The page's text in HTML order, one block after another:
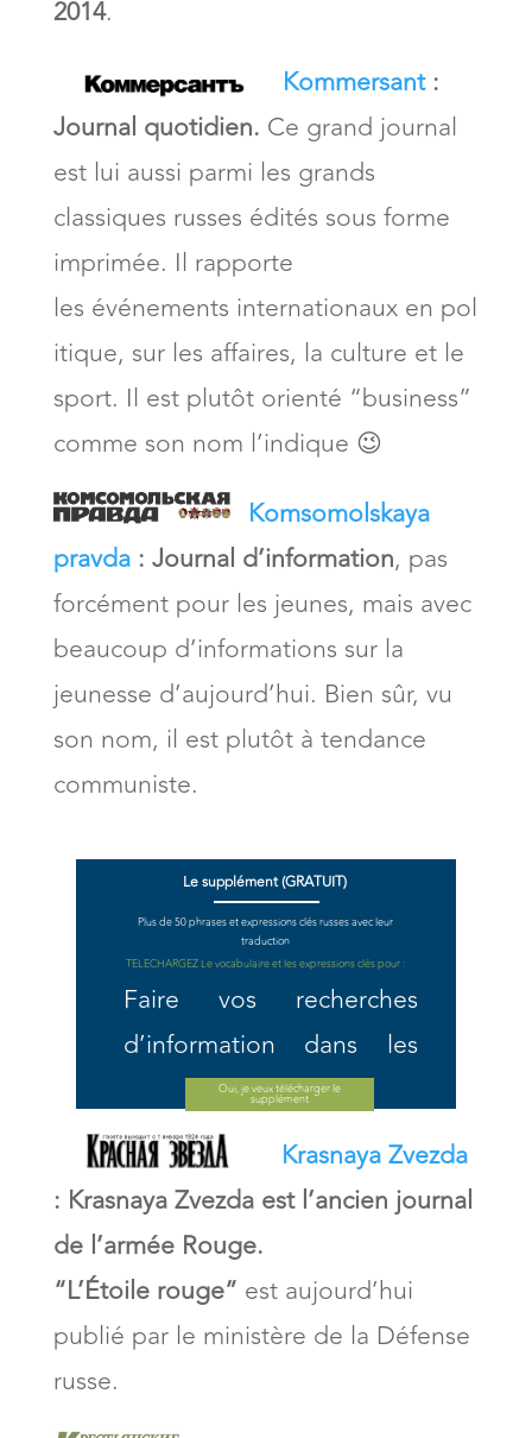
2014.
Kommersant:
Journal quotidien. Ce grand journal
est lui aussi parmi les grands
classiques russes édités sous forme
imprimée. Il rapporte
les événements internationaux en pol
itique, sur les affaires, la culture et le
sport. Il est plutôt orienté “business”
comme son nom l’indique 😉
Komsomolskaya
pravda: Journal d’information, pas
forcément pour les jeunes, mais avec
beaucoup d’informations sur la
jeunesse d’aujourd’hui. Bien sûr, vu
son nom, il est plutôt à tendance
communiste.
Le supplément (GRATUIT)
Plus de 50 phrases et expressions clés russes avec leur
traduction
TELECHARGEZ Le vocabulaire etles expressions clés pour :
Faire vos recherches
d’information dans les
journaux ou les revues en
ligne
Passer une annonce dans
un journal ou une revue
(immobilier,
babysitting...).
Oui, je veux télécharger le
supplément
Krasnaya Zvezda
: Krasnaya Zvezda est l’ancien journal
de l’armée Rouge.
“L’Étoile rouge” est aujourd’hui
publié par le ministère de la Défense
russe.